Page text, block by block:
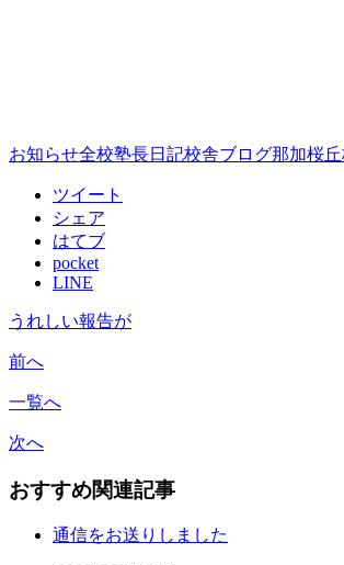
お知らせ全校塾長日記校舎ブログ那加桜丘
ツイート
シェア
はてブ
pocket
LINE
うれしい報告が
前へ
一覧へ
次へ
おすすめ関連記事
通信をお送りしました